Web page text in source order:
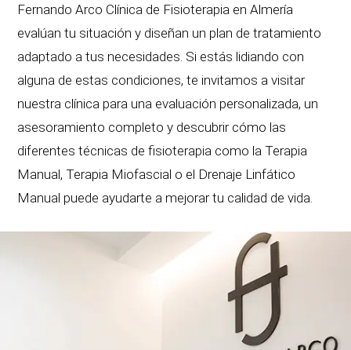
Fernando Arco Clínica de Fisioterapia en Almería
evalúan tu situación y diseñan un plan de tratamiento
adaptado a tus necesidades. Si estás lidiando con
alguna de estas condiciones, te invitamos a visitar
nuestra clínica para una evaluación personalizada, un
asesoramiento completo y descubrir cómo las
diferentes técnicas de fisioterapia como la Terapia
Manual, Terapia Miofascial o el Drenaje Linfático
Manual puede ayudarte a mejorar tu calidad de vida.